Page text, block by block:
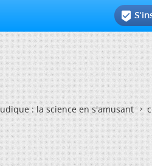

: la science en s'amusant